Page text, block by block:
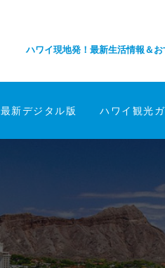
ハワイ現地発！最新生活情報＆
最新デジタル版 ハワイ観光